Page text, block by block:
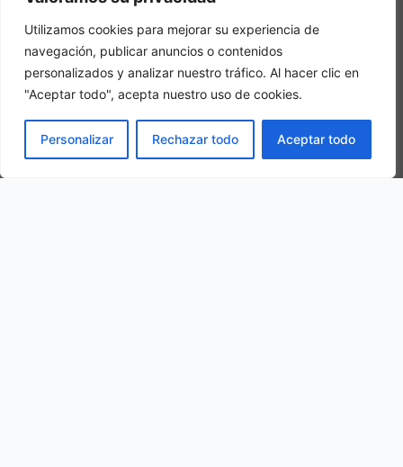
Utilizamos cookies para mejorar su experiencia de
navegación, publicar anuncios o contenidos
personalizados y analizar nuestro tráfico. Al hacer clic en
"Aceptar todo", acepta nuestro uso de cookies.
Personalizar Rechazar todo Aceptar todo
Camera tripla
In una camera tripla, 3 adulti alloggiano nella stessa stanza
PRENOTA